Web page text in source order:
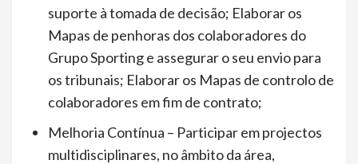
suporte à tomada de decisão; Elaborar os
Mapas de penhoras dos colaboradores do
Grupo Sporting e assegurar o seu envio para
os tribunais; Elaborar os Mapas de controlo de
colaboradores em fim de contrato;
Melhoria Contínua – Participar em projectos
multidisciplinares, no âmbito da área,